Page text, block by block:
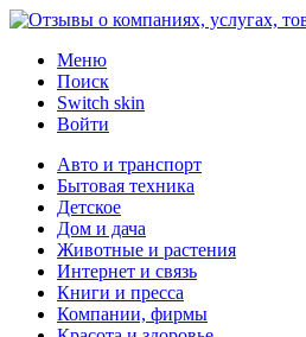
Меню
Поиск
Switch skin
Войти
Авто и транспорт
Бытовая техника
Детское
Дом и дача
Животные и растения
Интернет и связь
Книги и пресса
Компании, фирмы